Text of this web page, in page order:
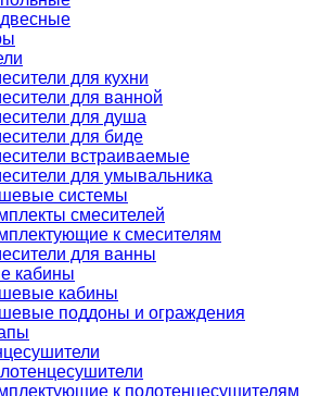
для кухни
для ванной
для душа
для биде
встраиваемые
для умывальника
системы
смесителей
к смесителям
для ванны
кабины
кабины
поддоны и ограждения
к полотенцесушителям